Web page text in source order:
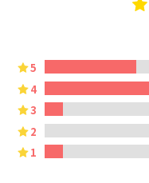
5
4
3
2
1